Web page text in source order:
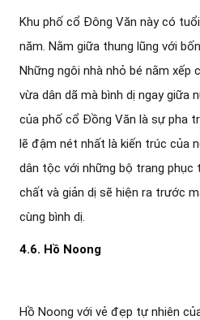
Khu phố cổ Đông Văn này có
năm. Nằm giữa thung lũng với
Những ngôi nhà nhỏ bé nằm xếp
vừa dân dã mà bình dị ngay giữa
của phố cổ Đồng Văn là sự pha
lẽ đậm nét nhất là kiến trúc của
dân tộc với những bộ trang phục
chất và giản dị sẽ hiện ra trước
cùng bình dị.
4.6. Hồ Noong
Hồ Noong với vẻ đẹp tự nhiên